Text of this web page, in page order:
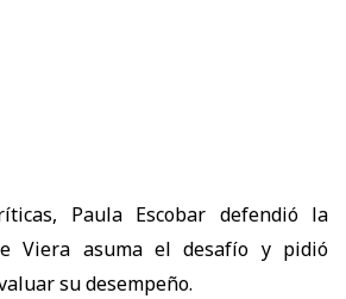
Paula Escobar defendió la
Viera asuma el desafío y pidió
su desempeño.